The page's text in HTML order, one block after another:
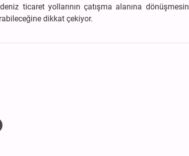
ticaret yollarının çatışma alanına
dikkat çekiyor.